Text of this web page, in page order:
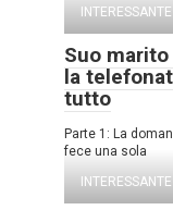
INTERESSANTE
Suo
la
tutto
Parte 1: La
fece una sola
INTERESSANTE